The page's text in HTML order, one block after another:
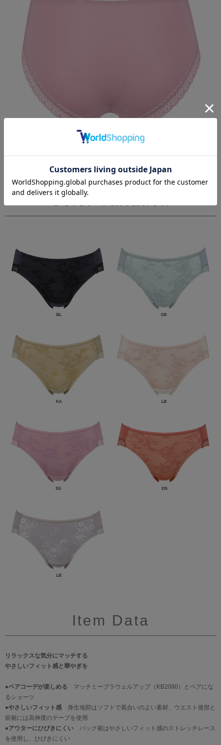
Color Variation
Item Data
リラックスな気分にマッチする
やさしいフィット感と華やぎを
●ペアコーデが楽しめる マッチミーブラウェルアップ（KB2080）とペアにな
るショーツ
●やさしいフィット感 身生地部はソフトで風合いのよい素材、ウエスト後部と
前裾には高伸度のテープを使用
●アウターにひびきにくい バック裾はやさしいフィット感のストレッチレース
を使用し、ひびきにくい